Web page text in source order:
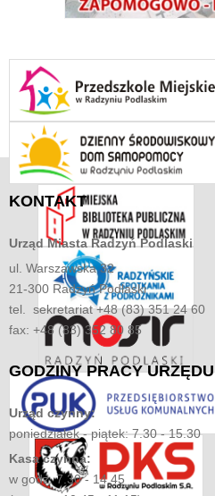
KONTAKT
Urząd MiastaRadzyń Podlaski
ul. Warszawska 32
21-300 Radzyń Podlaski
tel. sekretariat +48 (83) 351 24 60
fax: +48 (83) 352 80 85
GODZINYPRACY URZĘDU
Urząd czynny:
poniedziałek - piątek: 7.30 - 15.30
Kasa czynna:
w godz. 7.30 - 14.45